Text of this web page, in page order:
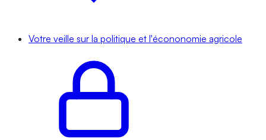
Votre veille sur la politique et l'écononomie agricole